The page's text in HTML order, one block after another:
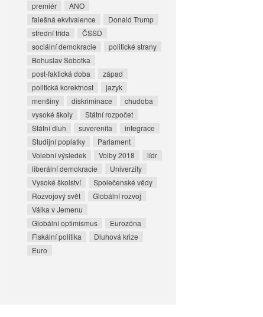
premiér
ANO
falešná ekvivalence
Donald Trump
střední třída
ČSSD
sociální demokracie
politické strany
Bohuslav Sobotka
post-faktická doba
západ
politická korektnost
jazyk
menšiny
diskriminace
chudoba
vysoké školy
Státní rozpočet
Státní dluh
suverenita
integrace
Studijní poplatky
Parlament
Volební výsledek
Volby 2018
lídr
liberální demokracie
Univerzity
Vysoké školství
Společenské vědy
Rozvojový svět
Globální rozvoj
Válka v Jemenu
Globální optimismus
Eurozóna
Fiskální politika
Dluhová krize
Euro